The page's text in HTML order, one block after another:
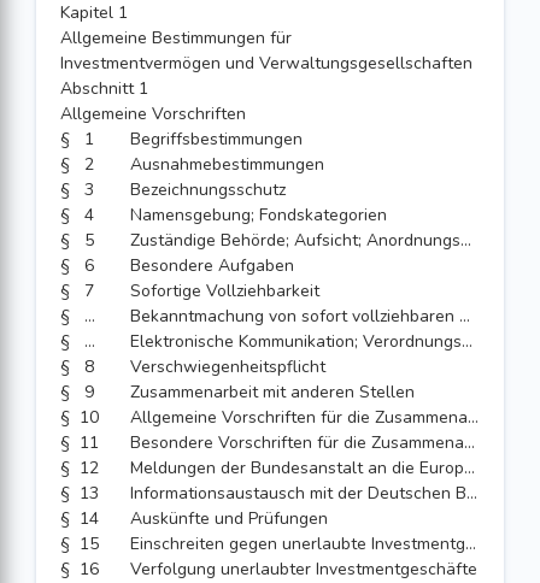
Kapitel 1
Allgemeine Bestimmungen für
Investmentvermögen und Verwaltungsgesellschaften
Abschnitt 1
Allgemeine Vorschriften
§ 1
Begriffsbestimmungen
§ 2
Ausnahmebestimmungen
§ 3
Bezeichnungsschutz
§ 4
Namensgebung; Fondskategorien
§ 5
Zuständige Behörde; Aufsicht; Anordnungsbefugnis; Verordnungsermächtigung
§ 6
Besondere Aufgaben
§ 7
Sofortige Vollziehbarkeit
§ 7a
Bekanntmachung von sofort vollziehbaren Maßnahmen
§ 7b
Elektronische Kommunikation; Verordnungsermächtigung
§ 8
Verschwiegenheitspflicht
§ 9
Zusammenarbeit mit anderen Stellen
§ 10
Allgemeine Vorschriften für die Zusammenarbeit bei der Aufsicht
§ 11
Besondere Vorschriften für die Zusammenarbeit bei grenzüberschreitender Verwaltung und grenzüberschreitendem Vertrieb von AIF
§ 12
Meldungen der Bundesanstalt an die Europäische Kommission, an die europäischen Aufsichtsbehörden und an die das Unternehmensregister führende Stelle
§ 13
Informationsaustausch mit der Deutschen Bundesbank
§ 14
Auskünfte und Prüfungen
§ 15
Einschreiten gegen unerlaubte Investmentgeschäfte
§ 16
Verfolgung unerlaubter Investmentgeschäfte